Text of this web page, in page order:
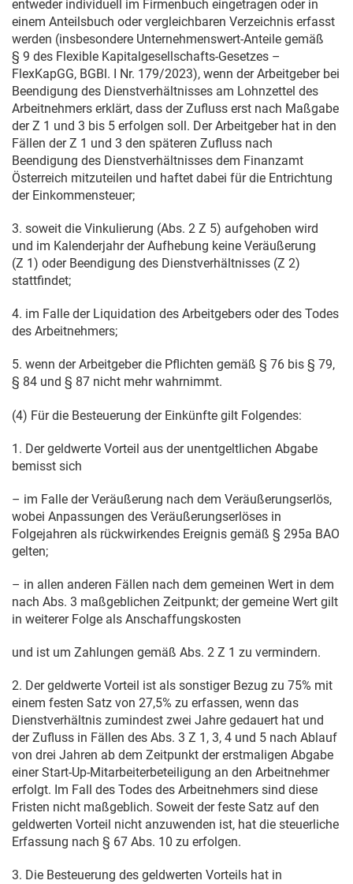
entweder individuell im Firmenbuch eingetragen oder in
einem Anteilsbuch oder vergleichbaren Verzeichnis erfasst
werden (insbesondere Unternehmenswert-Anteile gemäß
§ 9 des Flexible Kapitalgesellschafts-Gesetzes –
FlexKapGG, BGBl. I Nr. 179/2023), wenn der Arbeitgeber bei
Beendigung des Dienstverhältnisses am Lohnzettel des
Arbeitnehmers erklärt, dass der Zufluss erst nach Maßgabe
der Z 1 und 3 bis 5 erfolgen soll. Der Arbeitgeber hat in den
Fällen der Z 1 und 3 den späteren Zufluss nach
Beendigung des Dienstverhältnisses dem Finanzamt
Österreich mitzuteilen und haftet dabei für die Entrichtung
der Einkommensteuer;
3. soweit die Vinkulierung (Abs. 2 Z 5) aufgehoben wird
und im Kalenderjahr der Aufhebung keine Veräußerung
(Z 1) oder Beendigung des Dienstverhältnisses (Z 2)
stattfindet;
4. im Falle der Liquidation des Arbeitgebers oder des Todes
des Arbeitnehmers;
5. wenn der Arbeitgeber die Pflichten gemäß § 76 bis § 79,
§ 84 und § 87 nicht mehr wahrnimmt.
(4) Für die Besteuerung der Einkünfte gilt Folgendes:
1. Der geldwerte Vorteil aus der unentgeltlichen Abgabe
bemisst sich
– im Falle der Veräußerung nach dem Veräußerungserlös,
wobei Anpassungen des Veräußerungserlöses in
Folgejahren als rückwirkendes Ereignis gemäß § 295a BAO
gelten;
– in allen anderen Fällen nach dem gemeinen Wert in dem
nach Abs. 3 maßgeblichen Zeitpunkt; der gemeine Wert gilt
in weiterer Folge als Anschaffungskosten
und ist um Zahlungen gemäß Abs. 2 Z 1 zu vermindern.
2. Der geldwerte Vorteil ist als sonstiger Bezug zu 75% mit
einem festen Satz von 27,5% zu erfassen, wenn das
Dienstverhältnis zumindest zwei Jahre gedauert hat und
der Zufluss in Fällen des Abs. 3 Z 1, 3, 4 und 5 nach Ablauf
von drei Jahren ab dem Zeitpunkt der erstmaligen Abgabe
einer Start-Up-Mitarbeiterbeteiligung an den Arbeitnehmer
erfolgt. Im Fall des Todes des Arbeitnehmers sind diese
Fristen nicht maßgeblich. Soweit der feste Satz auf den
geldwerten Vorteil nicht anzuwenden ist, hat die steuerliche
Erfassung nach § 67 Abs. 10 zu erfolgen.
3. Die Besteuerung des geldwerten Vorteils hat in